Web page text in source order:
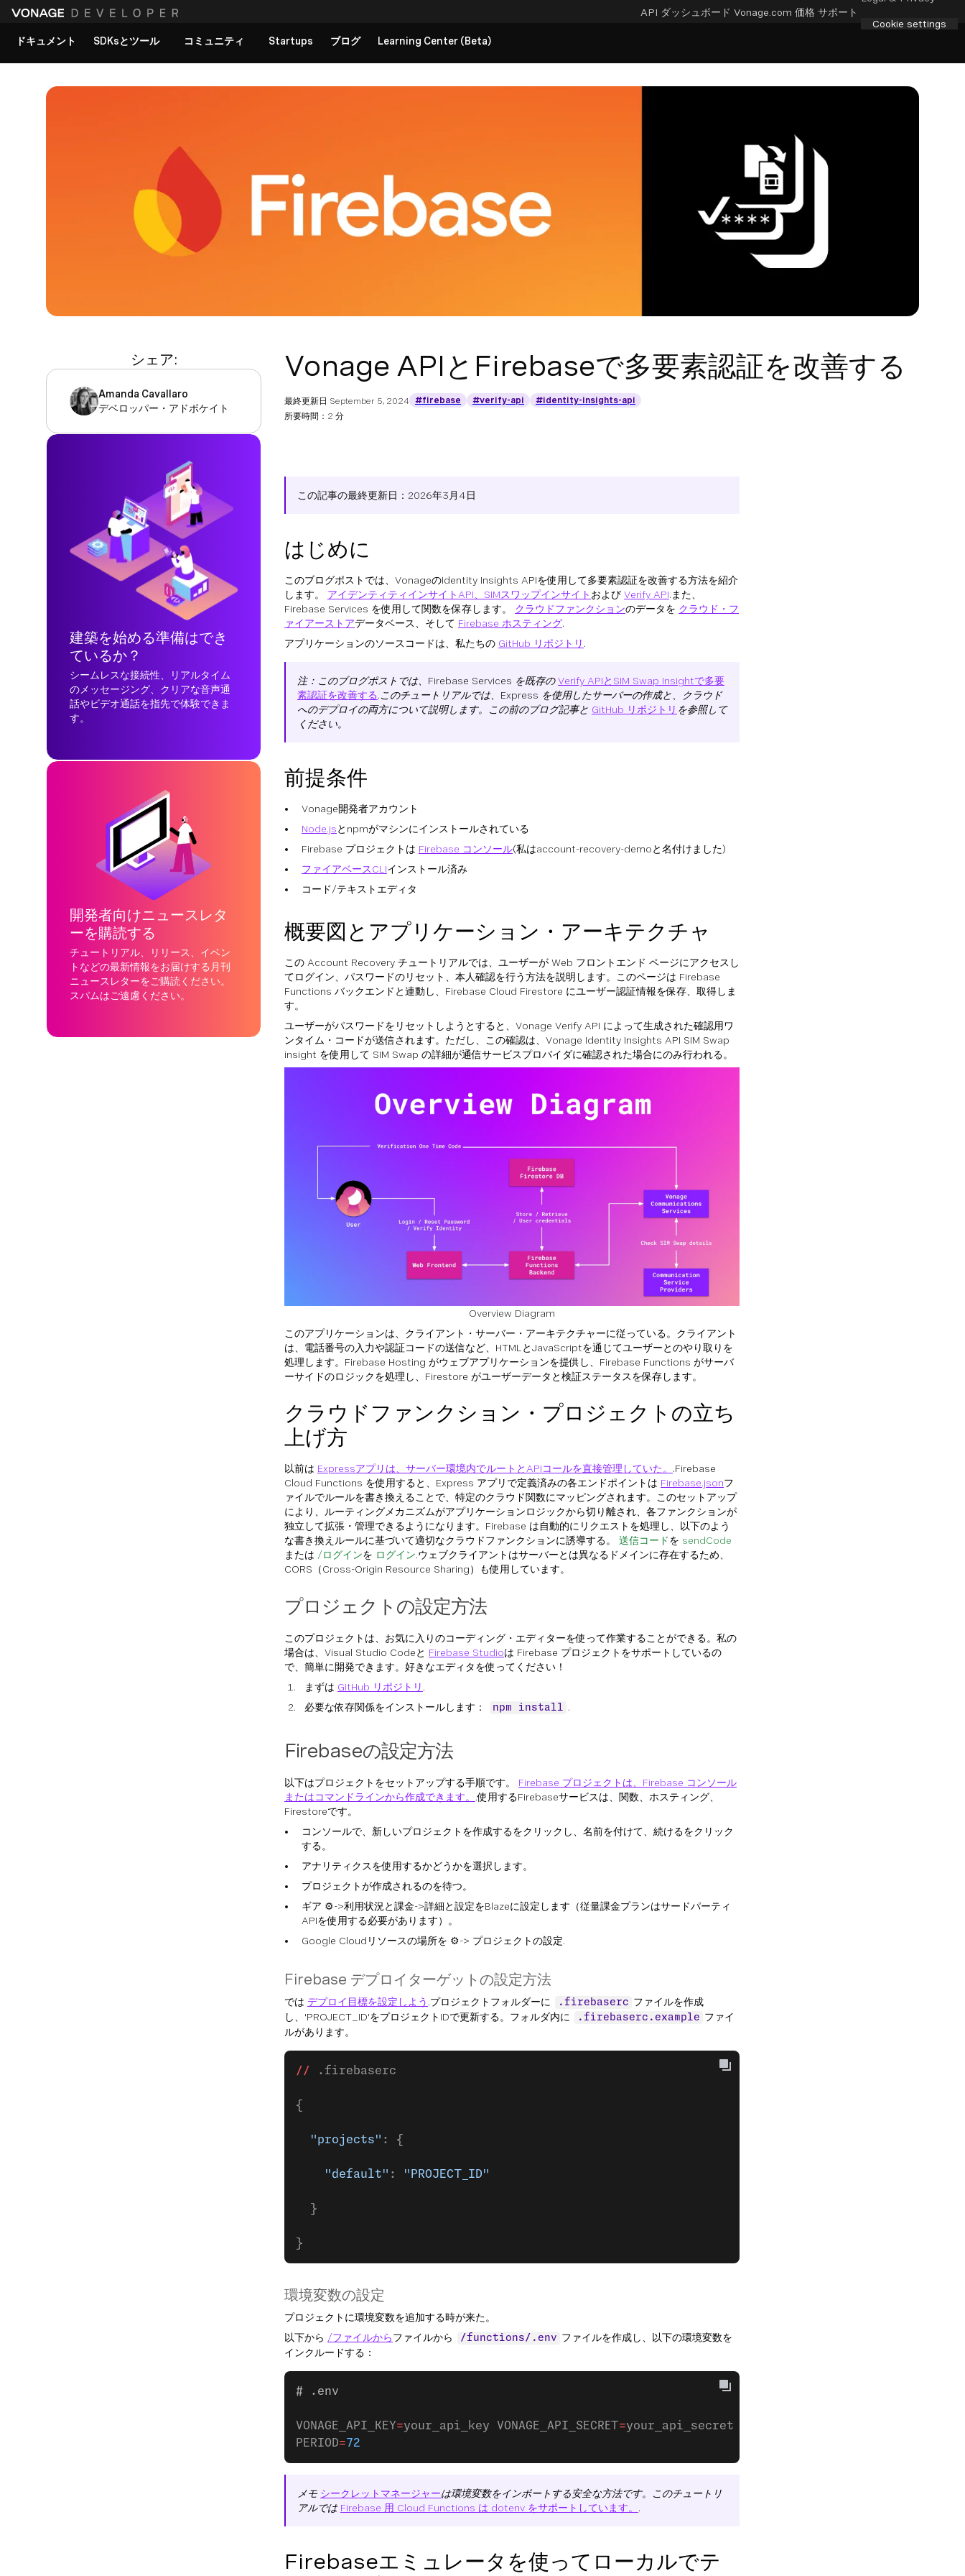
API ダッシュボード Vonage.com 価格 サポート
Cookie settings
ドキュメント
SDKsとツール コミュニティ Startups ブログ Learning Center (Beta)
シェア:
Amanda Cavallaro
デベロッパー・アドボケイト
建築を始める準備はでき
ているか？
シームレスな接続性、リアルタイム
のメッセージング、クリアな音声通
話やビデオ通話を指先で体験できま
す。
開発者向けニュースレタ
ーを購読する
チュートリアル、リリース、イベン
トなどの最新情報をお届けする月刊
ニュースレターをご購読ください。
スパムはご遠慮ください。
Vonage APIとFirebaseで多要素認証を改善する
最終更新日 September 5, 2024 #firebase #verify-api
#identity-insights-api
所要時間：2 分
この記事の最終更新日：2026年3月4日
はじめに
このブログポストでは、VonageのIdentity Insights APIを使用して多要素認証を改善する方法を紹介
します。
アイデンティティインサイトAPI、SIMスワップインサイト および Verify API.また、
Firebase Services を使用して関数を保存します。
クラウドファンクションのデータを クラウド・フ
ァイアーストアデータベース、そして Firebase ホスティング.
アプリケーションのソースコードは、私たちの GitHub リポジトリ .
注：このブログポストでは、Firebase Services を既存のVerify APIとSIM Swap Insightで多要
素認証を改善する.このチュートリアルでは、Express を使用したサーバーの作成と、クラウド
へのデプロイの両方について説明します。この前のブログ記事と GitHub リポジトリ を参照して
ください。
前提条件
Vonage開発者アカウント
Node.jsとnpmがマシンにインストールされている
Firebase プロジェクトは Firebase コンソール(私はaccount-recovery-demoと名付けました)
ファイアベースCLIインストール済み
コード/テキストエディタ
概要図とアプリケーション・アーキテクチャ
この Account Recovery チュートリアルでは、ユーザーが Web フロントエンド ページにアクセスし
てログイン、パスワードのリセット、本人確認を行う方法を説明します。このページは Firebase
Functions バックエンドと連動し、Firebase Cloud Firestore にユーザー認証情報を保存、取得しま
す。
ユーザーがパスワードをリセットしようとすると、Vonage Verify API によって生成された確認用ワ
ンタイム・コードが送信されます。ただし、この確認は、Vonage Identity Insights API SIM Swap
insight を使用して SIM Swap の詳細が通信サービスプロバイダに確認された場合にのみ行われる。
Overview Diagram
このアプリケーションは、クライアント・サーバー・アーキテクチャーに従っている。クライアント
は、電話番号の入力や認証コードの送信など、HTMLとJavaScriptを通じてユーザーとのやり取りを
処理します。Firebase Hosting がウェブアプリケーションを提供し、Firebase Functions がサーバ
ーサイドのロジックを処理し、Firestore がユーザーデータと検証ステータスを保存します。
クラウドファンクション・プロジェクトの立ち
上げ方
以前は Expressアプリは、サーバー環境内でルートとAPIコールを直接管理していた。 .Firebase
Cloud Functions を使用すると、Express アプリで定義済みの各エンドポイントは Firebase.jsonフ
ァイルでルールを書き換えることで、特定のクラウド関数にマッピングされます。このセットアップ
により、ルーティングメカニズムがアプリケーションロジックから切り離され、各ファンクションが
独立して拡張・管理できるようになります。Firebase は自動的にリクエストを処理し、以下のよう
な書き換えルールに基づいて適切なクラウドファンクションに誘導する。 送信コードを sendCode
または /ログインを ログイン.ウェブクライアントはサーバーとは異なるドメインに存在するため、
CORS（Cross-Origin Resource Sharing）も使用しています。
プロジェクトの設定方法
このプロジェクトは、お気に入りのコーディング・エディターを使って作業することができる。私の
場合は、Visual Studio Codeと Firebase Studioは Firebase プロジェクトをサポートしているの
で、簡単に開発できます。好きなエディタを使ってください！
まずは GitHub リポジトリ .
必要な依存関係をインストールします：
npm install .
Firebaseの設定方法
以下はプロジェクトをセットアップする手順です。 Firebase プロジェクトは、Firebase コンソール
またはコマンドラインから作成できます。 .使用するFirebaseサービスは、関数、ホスティング、
Firestoreです。
コンソールで、新しいプロジェクトを作成するをクリックし、名前を付けて、続けるをクリック
する。
アナリティクスを使用するかどうかを選択します。
プロジェクトが作成されるのを待つ。
ギア ⚙->利用状況と課金->詳細と設定をBlazeに設定します（従量課金プランはサードパーティ
APIを使用する必要があります）。
Google Cloudリソースの場所を ⚙-> プロジェクトの設定.
Firebase デプロイターゲットの設定方法
では デプロイ目標を設定しよう .プロジェクトフォルダーに .firebaserc ファイルを作成
し、'PROJECT_ID'をプロジェクトIDで更新する。フォルダ内に
.firebaserc.example ファイ
ルがあります。
// .firebaserc
{
"projects" : {
"default" : "PROJECT_ID"
}
}
環境変数の設定
プロジェクトに環境変数を追加する時が来た。
以下から /ファイルからファイルから /functions/.env ファイルを作成し、以下の環境変数を
インクルードする：
# .env
VONAGE_API_KEY=your_api_key VONAGE_API_SECRET=your_api_secret VONAGE_APPLICATION_ID
PERIOD=72
メモ シークレットマネージャーは環境変数をインポートする安全な方法です。このチュートリ
アルでは Firebase 用 Cloud Functions は dotenv をサポートしています。 .
Firebaseエミュレータを使ってローカルでテ